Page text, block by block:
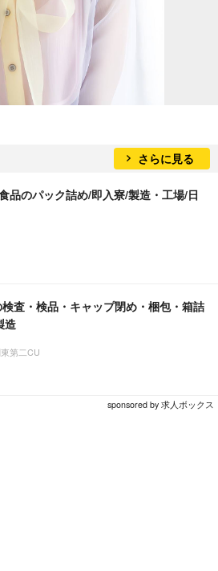
さらに見る
品のパック詰め/即入寮/製造・工場/日
査・検品・キャップ閉め・梱包・箱詰
造
第二CU
sponsored by 求人ボックス